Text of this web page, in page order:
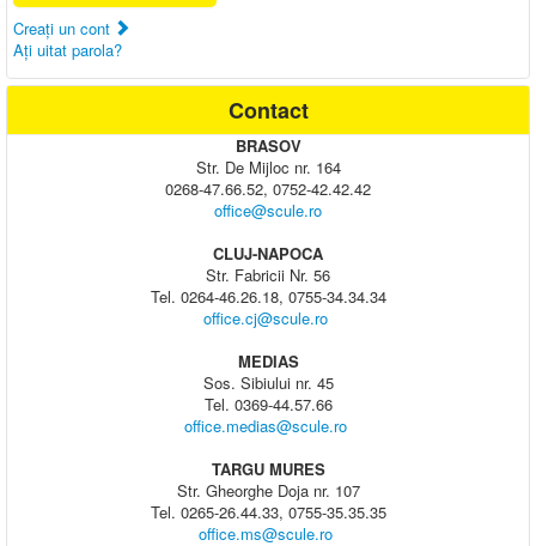
Creaţi un cont
Aţi uitat parola?
Contact
BRASOV
Str. De Mijloc nr. 164
0268-47.66.52, 0752-42.42.42
office@scule.ro
CLUJ-NAPOCA
Str. Fabricii Nr. 56
Tel. 0264-46.26.18, 0755-34.34.34
office.cj@scule.ro
MEDIAS
Sos. Sibiului nr. 45
Tel. 0369-44.57.66
office.medias@scule.ro
TARGU MURES
Str. Gheorghe Doja nr. 107
Tel. 0265-26.44.33, 0755-35.35.35
office.ms@scule.ro